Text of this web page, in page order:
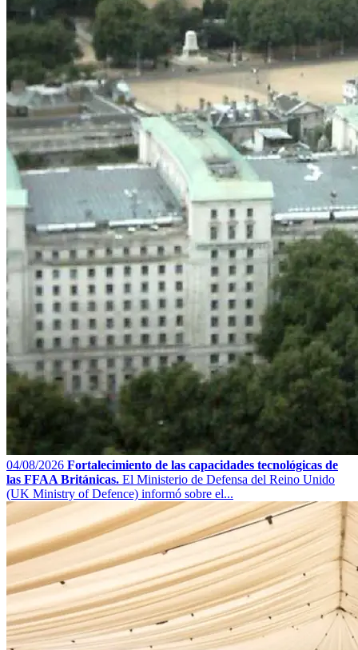
04/08/2026 Fortalecimiento de las capacidades tecnológicas de
las FFAA Británicas. El Ministerio de Defensa del Reino Unido
(UK Ministry of Defence) informó sobre el...